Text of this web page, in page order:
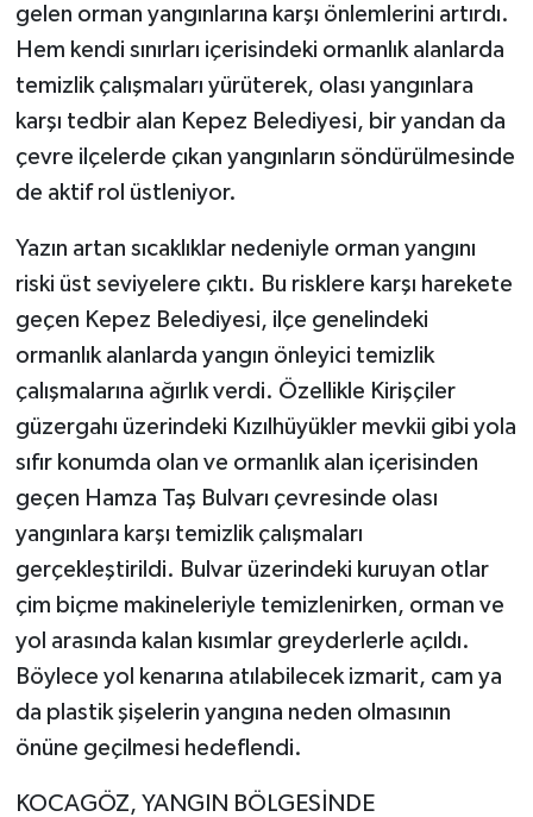
gelen orman yangınlarına karşı önlemlerini artırdı.
Hem kendi sınırları içerisindeki ormanlık alanlarda
temizlik çalışmaları yürüterek, olası yangınlara
karşı tedbir alan Kepez Belediyesi, bir yandan da
çevre ilçelerde çıkan yangınların söndürülmesinde
de aktif rol üstleniyor.
Yazın artan sıcaklıklar nedeniyle orman yangını
riski üst seviyelere çıktı. Bu risklere karşı harekete
geçen Kepez Belediyesi, ilçe genelindeki
ormanlık alanlarda yangın önleyici temizlik
çalışmalarına ağırlık verdi. Özellikle Kirişçiler
güzergahı üzerindeki Kızılhüyükler mevkii gibi yola
sıfır konumda olan ve ormanlık alan içerisinden
geçen Hamza Taş Bulvarı çevresinde olası
yangınlara karşı temizlik çalışmaları
gerçekleştirildi. Bulvar üzerindeki kuruyan otlar
çim biçme makineleriyle temizlenirken, orman ve
yol arasında kalan kısımlar greyderlerle açıldı.
Böylece yol kenarına atılabilecek izmarit, cam ya
da plastik şişelerin yangına neden olmasının
önüne geçilmesi hedeflendi.
KOCAGÖZ, YANGIN BÖLGESİNDE
Sosyal medya
Spor
Teknoloji
Turizm
Yaşam